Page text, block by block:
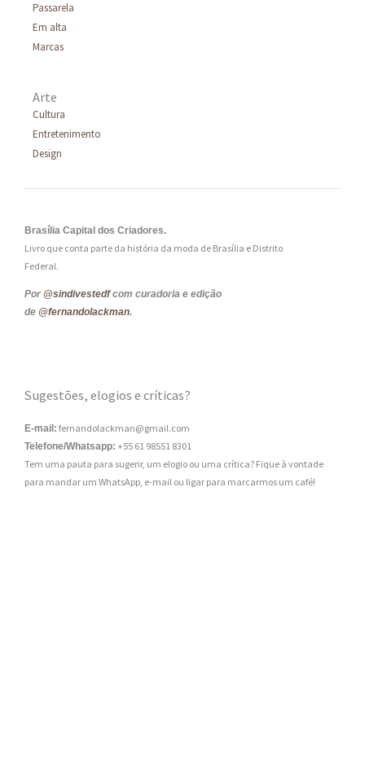
Passarela
Em alta
Marcas
Arte
Cultura
Entretenimento
Design
Brasília Capital dos Criadores.
Livro que conta parte da história da moda de Brasília e Distrito
Federal.
Por @sindivestedfcom curadoria e edição
de @fernandolackman.
Sugestões, elogios e críticas?
E-mail: fernandolackman@gmail.com
Telefone/Whatsapp: +55 61 98551 8301
Tem uma pauta para sugerir, um elogio ou uma crítica? Fique à vontade
para mandar um WhatsApp, e-mail ou ligar para marcarmos um café!